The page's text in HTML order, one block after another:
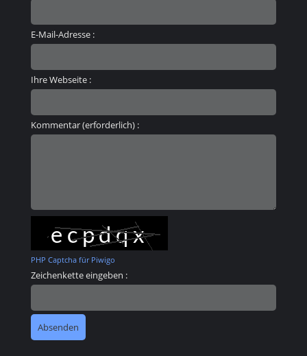
E-Mail-Adresse :
Ihre Webseite :
Kommentar (erforderlich) :
PHP Captcha für Piwigo
Zeichenkette eingeben :